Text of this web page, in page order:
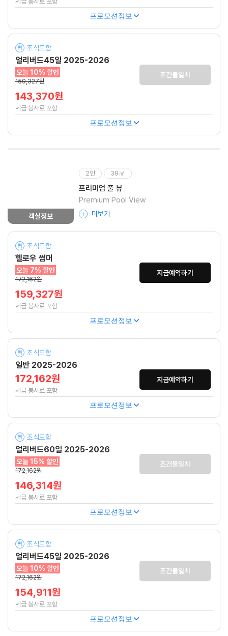
프로모션정보
얼리버드45일 2025-2026
조식포함
오늘 10% 할인
159,327원
143,370원
세금 봉사료 포함
조건불일치
프로모션정보
객실정보
2인 39㎡
프리미엄 풀 뷰
Premium Pool View
더보기
헬로우 썸머
조식포함
오늘 7% 할인
172,162원
159,327원
세금 봉사료 포함
지금예약하기
프로모션정보
일반 2025-2026
조식포함
172,162원
세금 봉사료 포함
지금예약하기
프로모션정보
얼리버드60일 2025-2026
조식포함
오늘 15% 할인
172,162원
146,314원
세금 봉사료 포함
조건불일치
프로모션정보
얼리버드45일 2025-2026
조식포함
오늘 10% 할인
172,162원
154,911원
세금 봉사료 포함
조건불일치
프로모션정보